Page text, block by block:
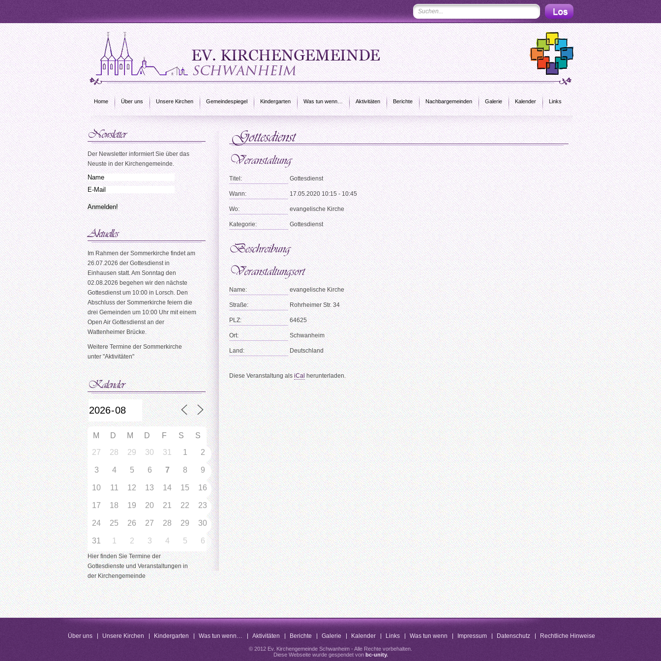
Home Über uns Unsere Kirchen Gemeindespiegel Kindergarten Was tun wenn… Aktivitäten Berichte Nachbargemeinden Galerie Kalender Links
Titel: Gottesdienst
Wann: 17.05.2020 10:15 - 10:45
Wo: evangelische Kirche
Kategorie: Gottesdienst
Name: evangelische Kirche
Straße: Rohrheimer Str. 34
PLZ: 64625
Ort: Schwanheim
Land: Deutschland
Diese Veranstaltung alsiCal herunterladen.
Der Newsletter informiert Sie über das
Neuste in der Kirchengemeinde.
Im Rahmen der Sommerkirche findet am
26.07.2026 der Gottesdienst in
Einhausen statt. Am Sonntag den
02.08.2026 begehen wir den nächste
Gottesdienst um 10:00 in Lorsch. Den
Abschluss der Sommerkirche feiern die
drei Gemeinden um 10:00 Uhr mit einem
Open Air Gottesdienst an der
Wattenheimer Brücke.
Weitere Termine der Sommerkirche
unter "Aktivitäten"
M D M D F S
S
27
28 29 30 31 1 2
3 4 5 6 7 8 9
10 11 12 13 14 15 16
17 18 19 20 21 22 23
24 25 26 27 28 29 30
31 1 2 3 4 5 6
Hier finden Sie Termine der
Gottesdienste und Veranstaltungen in
der Kirchengemeinde
Über uns Unsere Kirchen Kindergarten Was tun wenn… Aktivitäten Berichte Galerie Kalender Links Was tun wenn Impressum Datenschutz Rechtliche Hinweise
© 2012 Ev. Kirchengemeinde Schwanheim - Alle Rechte vorbehalten.
Diese Webseite wurde gespendet von bc-unity.